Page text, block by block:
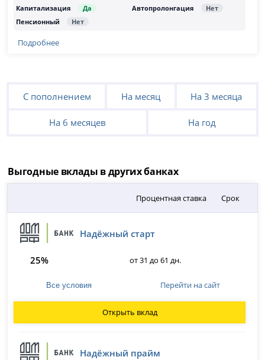
Подробнее
С пополнением На месяц На 3 месяца
На 6 месяцев На год
Выгодные вклады в других банках
Процентная ставка Срок
Надёжный старт
25% от 31 до 61 дн.
Все условия Перейти на сайт
Открыть вклад
Надёжный прайм